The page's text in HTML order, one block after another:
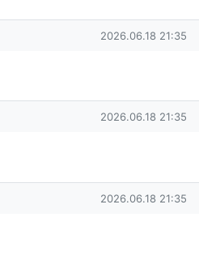
작성일
2026.06.18 21:35
작성일
2026.06.18 21:35
작성일
2026.06.18 21:35